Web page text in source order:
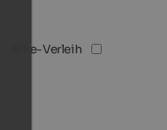
Bike-Verleih